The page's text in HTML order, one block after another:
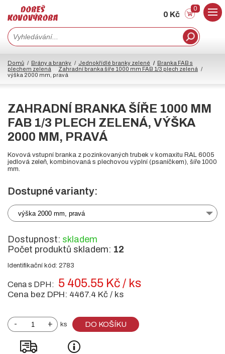
0 Kč
0
Domů Brány a branky Jednokřídlé branky zelené
Branka FAB s
plechem zelená
Zahradní branka šíře 1000 mm FAB 1/3 plech zelená
výška 2000 mm, pravá
ZAHRADNÍ BRANKA ŠÍŘE 1000 MM
FAB 1/3 PLECH ZELENÁ, VÝŠKA
2000 MM, PRAVÁ
Kovová vstupní branka z pozinkovaných trubek v komaxitu RAL 6005
jedlová zeleň, kombinovaná s plechovou výplní (psaníčkem), šíře 1000
mm.
Dostupné varianty:
výška 2000 mm, pravá
Dostupnost: skladem
Počet produktů skladem: 12
Identifikační kód: 2783
Cena s DPH: 5 405.55 Kč / ks
Cena bez DPH: 4467.4 Kč / ks
- + ks DO KOŠÍKU